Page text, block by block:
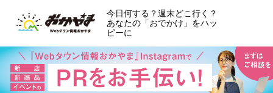
今日何する？週末どこ行く？
あなたの「おでかけ」をハッ
ピーに